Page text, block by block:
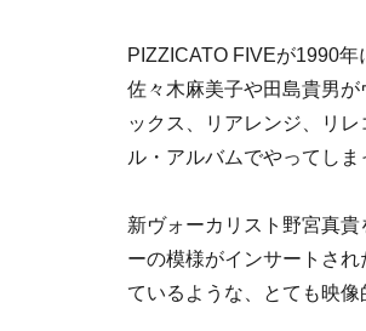
PIZZICATO FIVEが1990年
佐々木麻美子や田島貴男
ックス、リアレンジ、リ
ル・アルバムでやってし
新ヴォーカリスト野宮真
ーの模様がインサートさ
ているような、とても映像